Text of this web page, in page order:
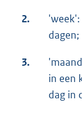
2.
'week':
dagen;
3.
in een
dag in